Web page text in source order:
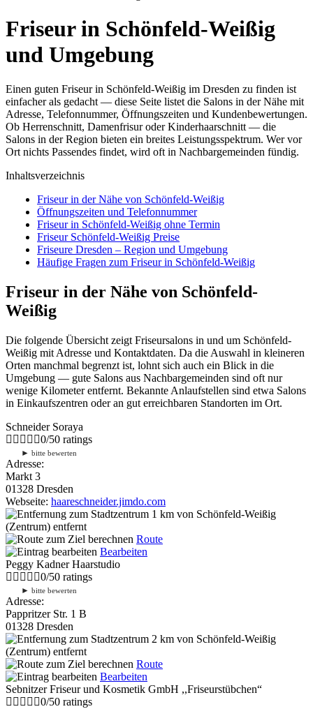
Friseur in Schönfeld-Weißig
und Umgebung
Einen guten Friseur in Schönfeld-Weißig im Dresden zu finden ist
einfacher als gedacht — diese Seite listet die Salons in der Nähe mit
Adresse, Telefonnummer, Öffnungszeiten und Kundenbewertungen.
Ob Herrenschnitt, Damenfrisur oder Kinderhaarschnitt — die
Salons in der Region bieten ein breites Leistungsspektrum. Wer vor
Ort nichts Passendes findet, wird oft in Nachbargemeinden fündig.
Inhaltsverzeichnis
Friseur in der Nähe von Schönfeld-Weißig
Öffnungszeiten und Telefonnummer
Friseur in Schönfeld-Weißig ohne Termin
Friseur Schönfeld-Weißig Preise
Friseure Dresden – Region und Umgebung
Häufige Fragen zum Friseur in Schönfeld-Weißig
Friseur in der Nähe von Schönfeld-
Weißig
Die folgende Übersicht zeigt Friseursalons in und um Schönfeld-
Weißig mit Adresse und Kontaktdaten. Da die Auswahl in kleineren
Orten manchmal begrenzt ist, lohnt sich auch ein Blick in die
Umgebung — gute Salons aus Nachbargemeinden sind oft nur
wenige Kilometer entfernt. Bekannte Anlaufstellen sind etwa Salons
in Einkaufszentren oder an gut erreichbaren Standorten im Ort.
Schneider Soraya
0/50 ratings
► bitte bewerten
Adresse:
Markt 3
01328 Dresden
Webseite: haareschneider.jimdo.com
1 km von Schönfeld-Weißig
(Zentrum) entfernt
Route
Bearbeiten
Peggy Kadner Haarstudio
0/50 ratings
► bitte bewerten
Adresse:
Pappritzer Str. 1 B
01328 Dresden
2 km von Schönfeld-Weißig
(Zentrum) entfernt
Route
Bearbeiten
Sebnitzer Friseur und Kosmetik GmbH ,,Friseurstübchen“
0/50 ratings